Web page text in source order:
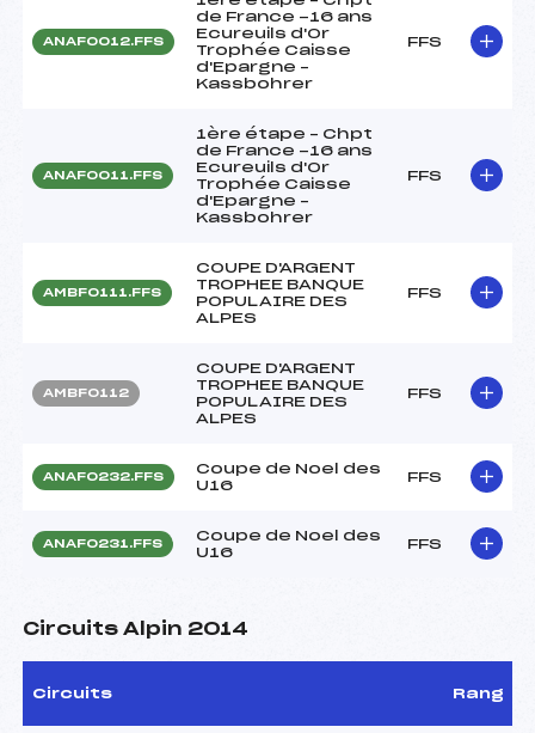
ANAF0012.FFS
de France -16 ans
Ecureuils d'Or
Trophée Caisse
d'Epargne –
Kassbohrer
FFS
ANAF0011.FFS
1ère étape – Chpt
de France -16 ans
Ecureuils d'Or
Trophée Caisse
d'Epargne –
Kassbohrer
FFS
AMBF0111.FFS
COUPE D'ARGENT
TROPHEE BANQUE
POPULAIRE DES
ALPES
FFS
AMBF0112
COUPE D'ARGENT
TROPHEE BANQUE
POPULAIRE DES
ALPES
FFS
ANAF0232.FFS
Coupe de Noel des
U16
FFS
ANAF0231.FFS
Coupe de Noel des
U16
FFS
Circuits Alpin 2014
Circuits Rang